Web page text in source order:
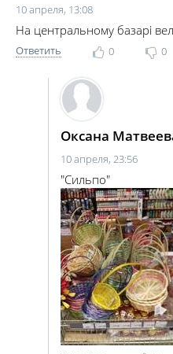
10 апреля, 13:08
На центральному базарі
Ответить 0 0
Оксана
10 апреля, 23:56
"Сильпо"